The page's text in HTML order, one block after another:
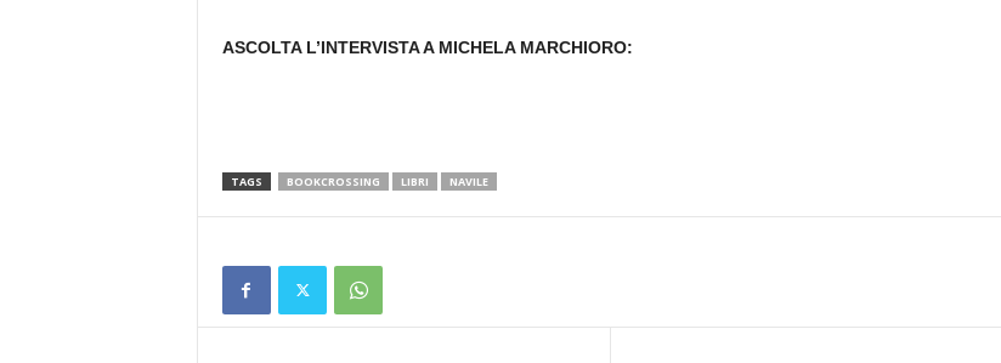
ASCOLTA L’INTERVISTA A MICHELA MARCHIORO:
TAGS BOOKCROSSING LIBRI NAVILE